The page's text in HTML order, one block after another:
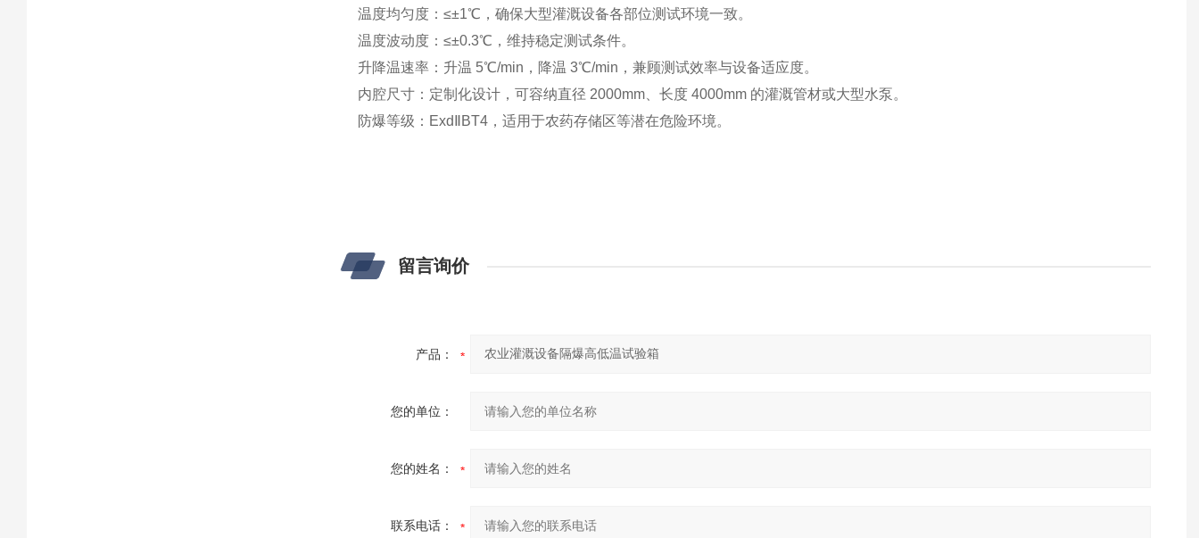
温度均匀度：≤±1℃，确保大型灌溉设备各部位测试环境一致。
温度波动度：≤±0.3℃，维持稳定测试条件。
升降温速率：升温 5℃/min，降温 3℃/min，兼顾测试效率与设备适应度。
内腔尺寸：定制化设计，可容纳直径 2000mm、长度 4000mm 的灌溉管材或大型水泵。
防爆等级：ExdⅡBT4，适用于农药存储区等潜在危险环境。
留言询价
产品：
您的单位：
您的姓名：
联系电话：